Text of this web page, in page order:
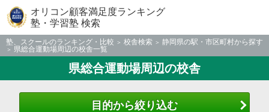
オリコン顧客満足度ランキング
塾・学習塾 検索
塾、スクールのランキング・比較 校舎検索
静岡県の駅・市区町村から探す
県総合運動場周辺の校舎一覧
県総合運動場周辺の校舎
目的から絞り込む